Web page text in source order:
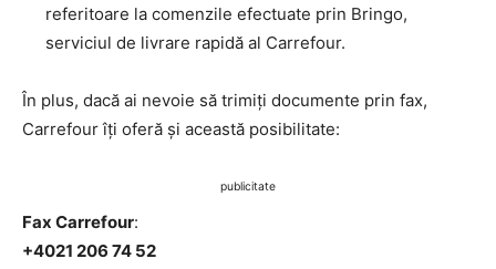
referitoare la comenzile efectuate prin Bringo,
serviciul de livrare rapidă al Carrefour.
În plus, dacă ai nevoie să trimiți documente prin fax,
Carrefour îți oferă și această posibilitate:
publicitate
Fax Carrefour:
+4021 206 74 52